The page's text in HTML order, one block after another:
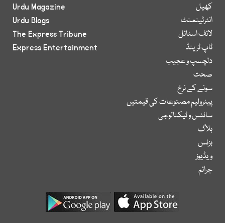
کھیل
انٹرٹینمنٹ
لائف اسٹائل
ٹاپ ٹرینڈ
دلچسپ و عجیب
صحت
سونے کے نرخ
پیٹرولیم مصنوعات کی قیمتیں
سائنس و ٹیکنالوجی
بلاگ
بزنس
ویڈیوز
جرائم
Urdu Magazine
Urdu Blogs
The Express Tribune
Express Entertainment